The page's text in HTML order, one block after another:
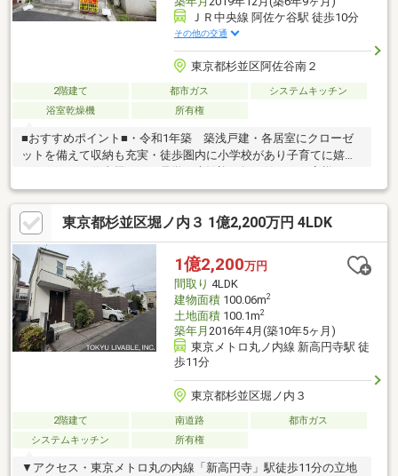
ＪＲ中央線 阿佐ケ谷駅 徒歩10分
その他の交通
東京都杉並区阿佐谷南２
2階建て 都市ガス
システムキッチン
浴室乾燥機
所有権
■おすすめポイント■・令和1年築 築浅戸建・各居室にクローゼ
ットを備えて収納も充実・徒歩圏内に小学校があり子育てに嬉し
いエリア・お仕事帰りのご見学も大歓迎・探し始めのお客様、正
しい家探しをお伝えします■交通アクセス■・ＪＲ中央線【高円
寺】駅徒歩8分----------------------お気軽に下記の《資料請求》又は
《見学予約》ボタンをクリック！又は大和アクタス 0120-105-
111(通話無料)まで
東京都杉並区堀ノ内３ 1億2,200万円 4LDK
1億2,200万円
間取り 4LDK
建物面積100.06m2
土地面積100.1m2
築年月 2016年4月(築10年5ヶ月)
東京メトロ丸ノ内線 新高円寺駅 徒
歩11分
東京都杉並区堀ノ内３
2階建て 南道路
都市ガス
システムキッチン
所有権
▼アクセス・東京メトロ丸の内線「新高円寺」駅徒歩11分の立地